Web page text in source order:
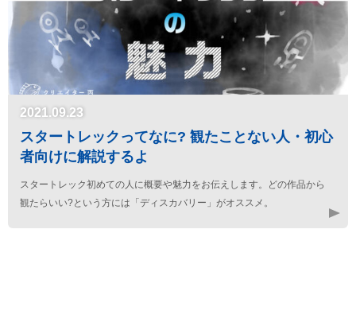
2021.09.23
スタートレックってなに? 観たことない人・初心
者向けに解説するよ
スタートレック初めての人に概要や魅力をお伝えします。どの作品から
観たらいい?という方には「ディスカバリー」がオススメ。